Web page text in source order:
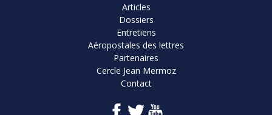
Articles
Dossiers
Entretiens
Aéropostales des lettres
Partenaires
Cercle Jean Mermoz
Contact